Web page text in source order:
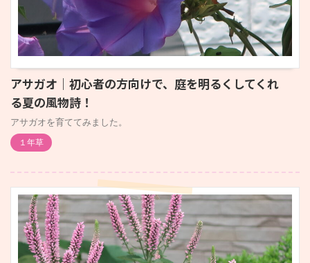
アサガオ｜初心者の方向けで、庭を明るくしてくれ
る夏の風物詩！
アサガオを育ててみました。
１年草